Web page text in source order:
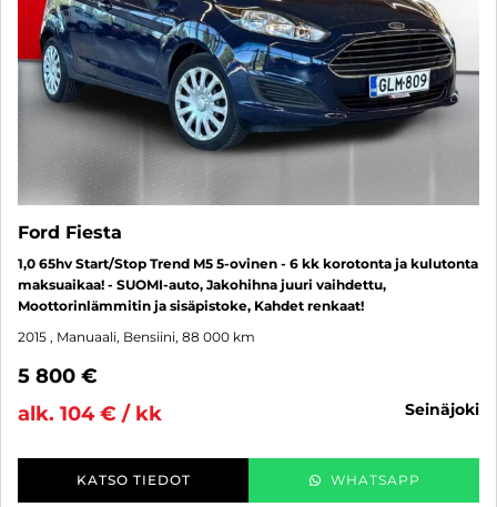
Ford Fiesta
1,0 65hv Start/Stop Trend M5 5-ovinen - 6 kk korotonta ja kulutonta
maksuaikaa! - SUOMI-auto, Jakohihna juuri vaihdettu,
Moottorinlämmitin ja sisäpistoke, Kahdet renkaat!
2015 , Manuaali, Bensiini, 88 000 km
5 800 €
alk. 104 € / kk
seinäjoki
KATSO TIEDOT WHATSAPP